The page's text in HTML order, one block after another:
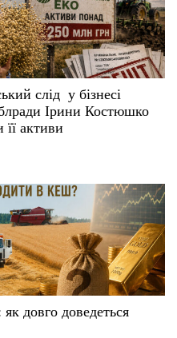
слід у бізнесі
Ірини Костюшко
активи
довго доведеться